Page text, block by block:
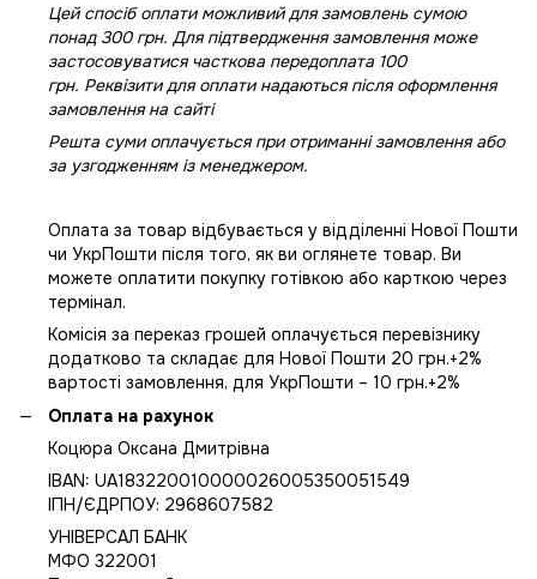
Цей спосіб оплати можливий для замовлень сумою
понад 300 грн. Для підтвердження замовлення може
застосовуватися часткова передоплата 100
грн. Реквізити для оплати надаються після оформлення
замовлення на сайті
Решта суми оплачується при отриманні замовлення або
за узгодженням із менеджером.
Оплата за товар відбувається у відділенні Нової Пошти
чи УкрПошти після того, як ви оглянете товар. Ви
можете оплатити покупку готівкою або карткою через
термінал.
Комісія за переказ грошей оплачується перевізнику
додатково та складає для Нової Пошти 20 грн.+2%
вартості замовлення, для УкрПошти – 10 грн.+2%
Оплата на рахунок
Коцюра Оксана Дмитрівна
IBAN: UA183220010000026005350051549
IПН/ЄДРПОУ: 2968607582
УНІВЕРСАЛ БАНК
МФО 322001